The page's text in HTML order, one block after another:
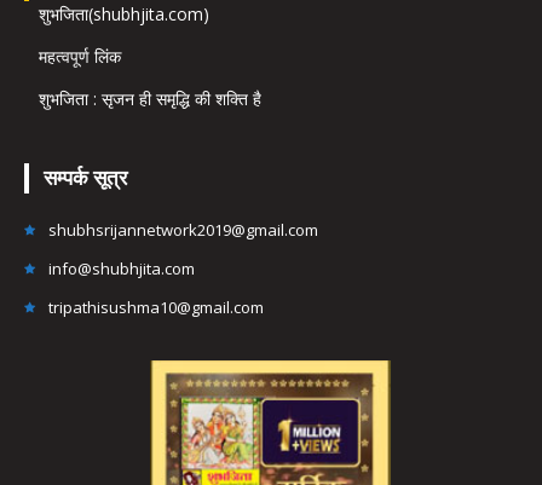
शुभजिता(shubhjita.com)
महत्वपूर्ण लिंक
शुभजिता : सृजन ही समृद्धि की शक्ति है
सम्पर्क सूत्र
shubhsrijannetwork2019@gmail.com
info@shubhjita.com
tripathisushma10@gmail.com